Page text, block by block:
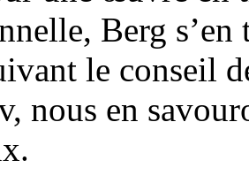
Berg
le conseil
nous en